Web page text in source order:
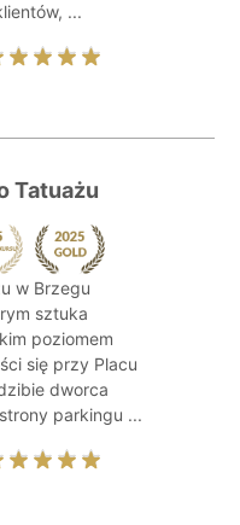
...
Tatuażu
w Brzegu
sztuka
poziomem
się przy Placu
dworca
parkingu ...